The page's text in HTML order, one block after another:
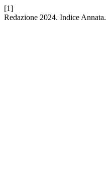
[1]
Redazione 2024. Indice Annata.